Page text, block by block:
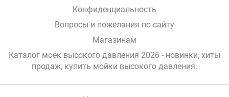
Конфиденциальность
Вопросы и пожелания по сайту
Магазинам
Каталог моек высокого давления 2026 - новинки, хиты
продаж, купить мойки высокого давления.